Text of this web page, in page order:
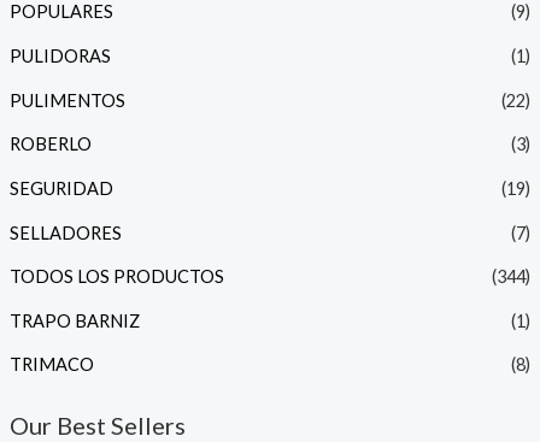
POPULARES (9)
PULIDORAS (1)
PULIMENTOS (22)
ROBERLO (3)
SEGURIDAD (19)
SELLADORES (7)
TODOS LOS PRODUCTOS (344)
TRAPO BARNIZ (1)
TRIMACO (8)
Our Best Sellers